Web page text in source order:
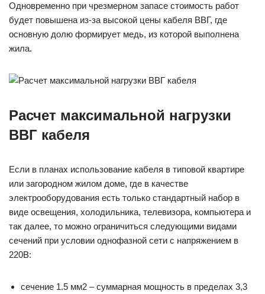
Одновременно при чрезмерном запасе стоимость работ
будет повышена из-за высокой цены кабеля ВВГ, где
основную долю формирует медь, из которой выполнена
жила.
Расчет максимальной нагрузки
ВВГ кабеля
Если в планах использование кабеля в типовой квартире
или загородном жилом доме, где в качестве
электрооборудования есть только стандартный набор в
виде освещения, холодильника, телевизора, компьютера и
так далее, то можно ограничиться следующими видами
сечений при условии однофазной сети с напряжением в
220В:
сечение 1.5 мм2 – суммарная мощность в пределах 3,3